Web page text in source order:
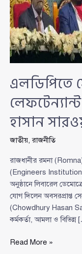
এলডিপিতে
হাসান
জাতীয়,রাজনীতি
রাজধানীর রমনা (Romna)
(Engineers Institution)
অনুষ্ঠানে লিবারেল
যোগ দিলেন অবসরপ্রাপ্ত
(Chowdhury Hasan
কর্মকর্তা, আমলা ও বিভিন্ন
এলডিপিতে
Read More »